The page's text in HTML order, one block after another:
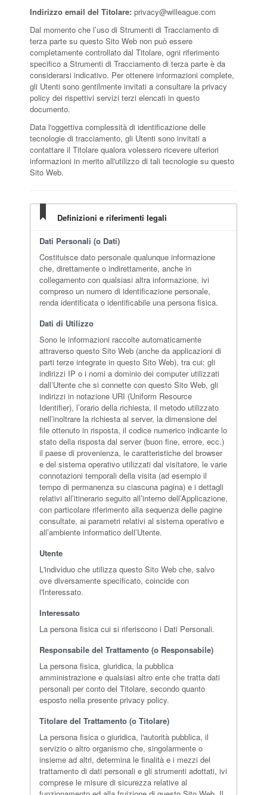
Indirizzo email del Titolare: privacy@willeague.com
Dal momento che l’uso di Strumenti di Tracciamento di
terza parte su questo Sito Web non può essere
completamente controllato dal Titolare, ogni riferimento
specifico a Strumenti di Tracciamento di terza parte è da
considerarsi indicativo. Per ottenere informazioni complete,
gli Utenti sono gentilmente invitati a consultare la privacy
policy dei rispettivi servizi terzi elencati in questo
documento.
Data l'oggettiva complessità di identificazione delle
tecnologie di tracciamento, gli Utenti sono invitati a
contattare il Titolare qualora volessero ricevere ulteriori
informazioni in merito all'utilizzo di tali tecnologie su questo
Sito Web.
Definizioni e riferimenti legali
Dati Personali (o Dati)
Costituisce dato personale qualunque informazione
che, direttamente o indirettamente, anche in
collegamento con qualsiasi altra informazione, ivi
compreso un numero di identificazione personale,
renda identificata o identificabile una persona fisica.
Dati di Utilizzo
Sono le informazioni raccolte automaticamente
attraverso questo Sito Web (anche da applicazioni di
parti terze integrate in questo Sito Web), tra cui: gli
indirizzi IP o i nomi a dominio dei computer utilizzati
dall’Utente che si connette con questo Sito Web, gli
indirizzi in notazione URI (Uniform Resource
Identifier), l’orario della richiesta, il metodo utilizzato
nell’inoltrare la richiesta al server, la dimensione del
file ottenuto in risposta, il codice numerico indicante lo
stato della risposta dal server (buon fine, errore, ecc.)
il paese di provenienza, le caratteristiche del browser
e del sistema operativo utilizzati dal visitatore, le varie
connotazioni temporali della visita (ad esempio il
tempo di permanenza su ciascuna pagina) e i dettagli
relativi all’itinerario seguito all’interno dell’Applicazione,
con particolare riferimento alla sequenza delle pagine
consultate, ai parametri relativi al sistema operativo e
all’ambiente informatico dell’Utente.
Utente
L'individuo che utilizza questo Sito Web che, salvo
ove diversamente specificato, coincide con
l'Interessato.
Interessato
La persona fisica cui si riferiscono i Dati Personali.
Responsabile del Trattamento (o Responsabile)
La persona fisica, giuridica, la pubblica
amministrazione e qualsiasi altro ente che tratta dati
personali per conto del Titolare, secondo quanto
esposto nella presente privacy policy.
Titolare del Trattamento (o Titolare)
La persona fisica o giuridica, l'autorità pubblica, il
servizio o altro organismo che, singolarmente o
insieme ad altri, determina le finalità e i mezzi del
trattamento di dati personali e gli strumenti adottati, ivi
comprese le misure di sicurezza relative al